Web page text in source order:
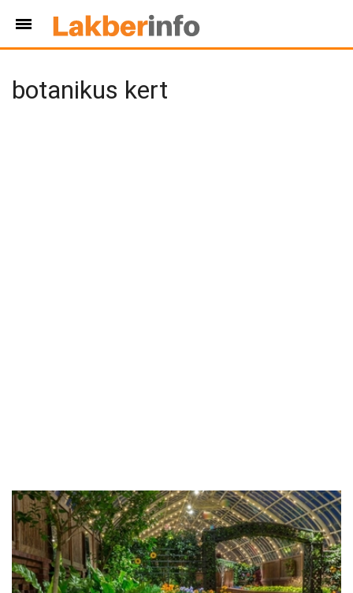
botanikus kert